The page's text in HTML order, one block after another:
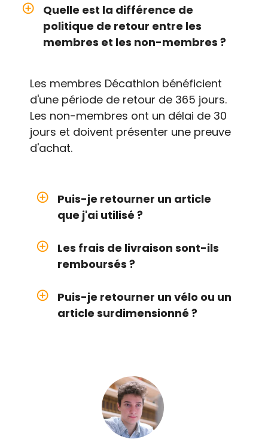
add_circle_outline
Quelle est la différence de
politique de retour entre les
membres et les non-membres ?
Les membres Décathlon bénéficient
d'une période de retour de 365 jours.
Les non-membres ont un délai de 30
jours et doivent présenter une preuve
d'achat.
add_circle_outline
Puis-je retourner un article
que j'ai utilisé ?
add_circle_outline
Les frais de livraison sont-ils
remboursés ?
add_circle_outline
Puis-je retourner un vélo ou un
article surdimensionné ?